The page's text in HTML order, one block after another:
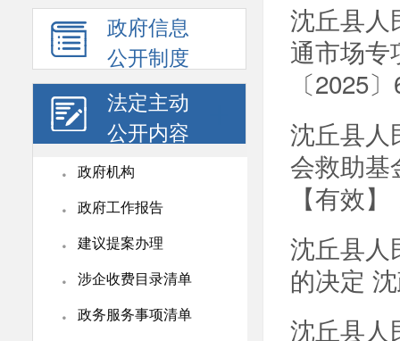
政府信息
公开制度
法定主动
公开内容
· 政府机构
· 政府工作报告
· 建议提案办理
· 涉企收费目录清单
· 政务服务事项清单
沈丘县人
通市场专
〔2025
沈丘县人
会救助基
【有效】
沈丘县人
的决定
沈丘县人